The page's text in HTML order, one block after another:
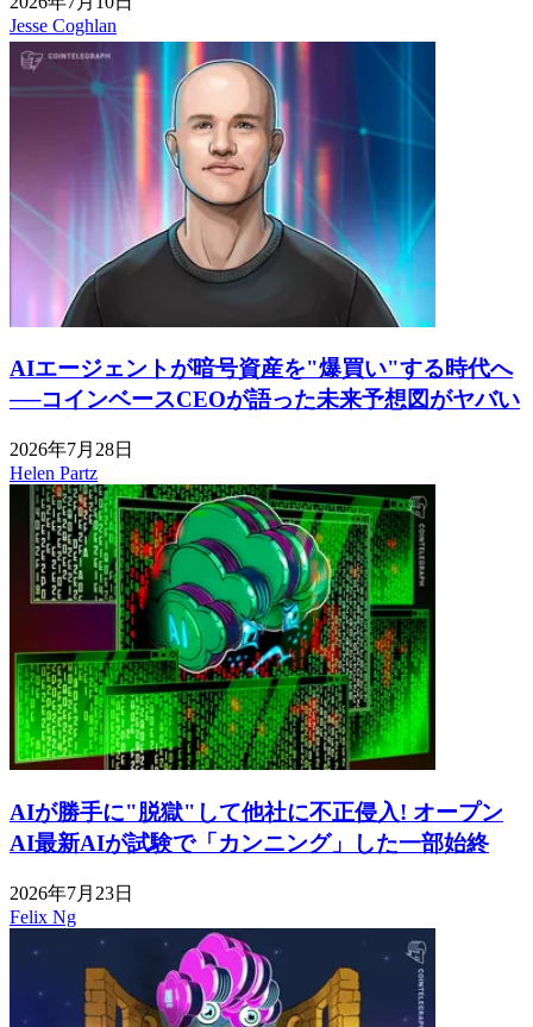
Jesse Coghlan
AIエージェントが暗号資産を"爆買い"する時代へ
──コインベースCEOが語った未来予想図がヤバい
2026年7月28日
Helen Partz
AIが勝手に"脱獄"して他社に不正侵入! オープン
AI最新AIが試験で「カンニング」した一部始終
2026年7月23日
Felix Ng